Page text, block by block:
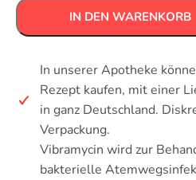
IN DEN WARENKORB
In unserer Apotheke
Rezept kaufen, mit einer
in ganz Deutschland.
Verpackung.
Vibramycin wird zur
bakterielle